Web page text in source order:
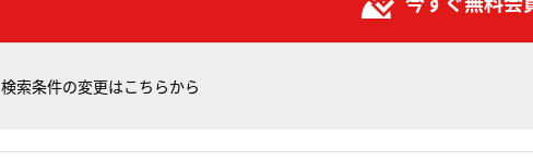
検索条件の変更はこちらから